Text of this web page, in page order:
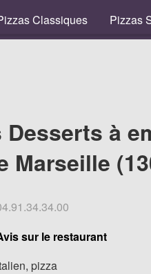
Classiques Pizzas
Desserts à
Marseille
sur le restaurant
pizza